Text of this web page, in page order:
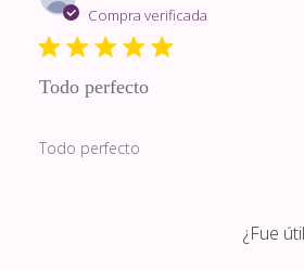
Compra verificada
Todo perfecto
Todo perfecto
¿Fue